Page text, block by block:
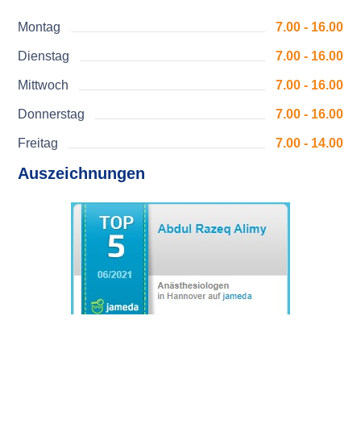
Montag 7.00 - 16.00
Dienstag 7.00 - 16.00
Mittwoch 7.00 - 16.00
Donnerstag 7.00 - 16.00
Freitag 7.00 - 14.00
Auszeichnungen